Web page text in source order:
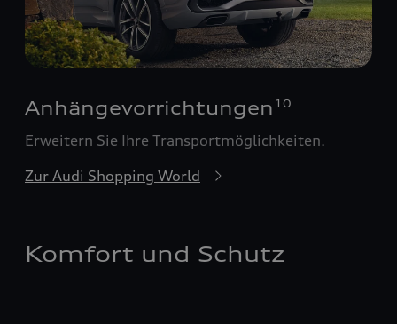
Anhängevorrichtungen 10
Erweitern Sie Ihre Transportmöglichkeiten.
Zur Audi Shopping World
Komfort und Schutz